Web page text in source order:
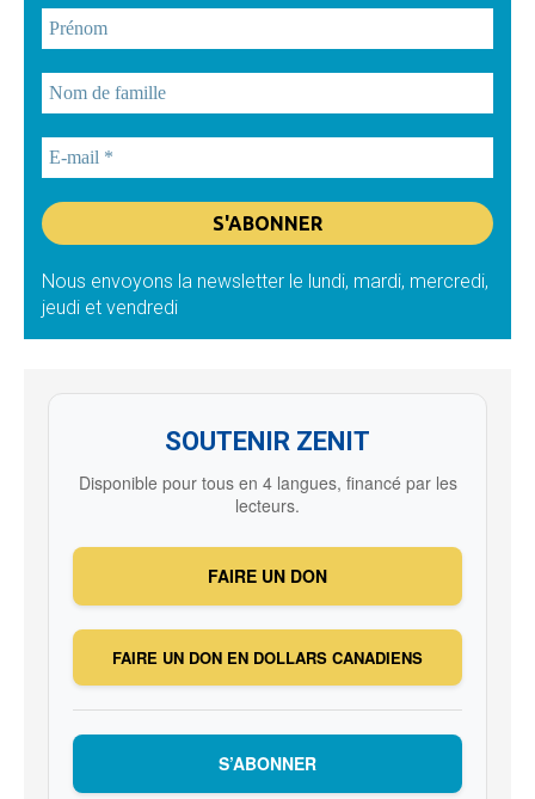
Nous envoyons la newsletter le lundi, mardi, mercredi,
jeudi et vendredi
SOUTENIR ZENIT
Disponible pour tous en 4 langues, financé par les
lecteurs.
FAIRE UN DON
FAIRE UN DON EN DOLLARS CANADIENS
S’ABONNER